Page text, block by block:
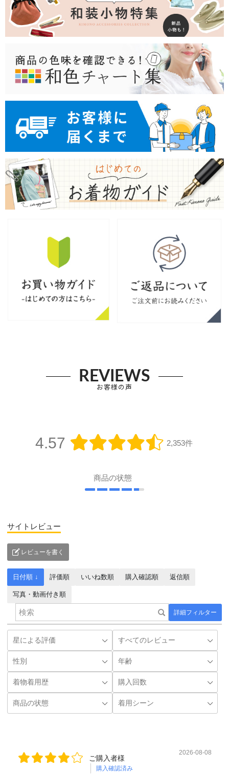
REVIEWS
お客様の声
4.57 2,353件
商品の状態
サイトレビュー
レビューを書く
詳細フィルター
日付順 ↓ 評価順 いいね数順 購入確認順 返信順
写真・動画付き順
ご購入者様
購入確認済み
2026-08-08